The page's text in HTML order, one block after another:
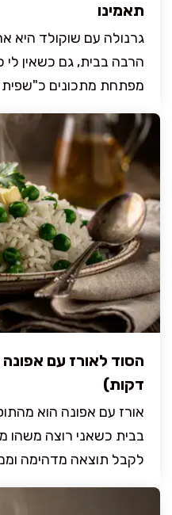
תאמינו
גרנולה עם שוקולד היא
הרבה בבית, גם כשאין
מפתחת מתכונים כ"שפית
דקות)
אורז עם אפונה הוא
בבית כשאני רוצה משהו
לקבל תוצאה מדהימה